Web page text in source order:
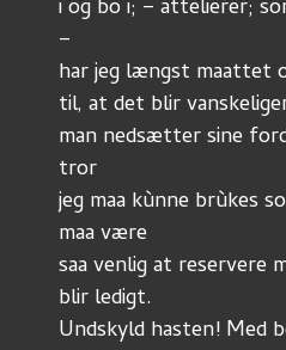
i og bo i; – attelierer;
–
har jeg længst maattet
til, at det blir
man nedsætter sine
tror
jeg maa kùnne brùkes
maa være
saa venlig at reservere
blir ledigt.
Undskyld hasten! Med